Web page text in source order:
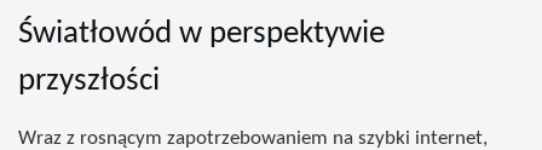
Światłowód w perspektywie
przyszłości
Wraz z rosnącym zapotrzebowaniem na szybki internet,